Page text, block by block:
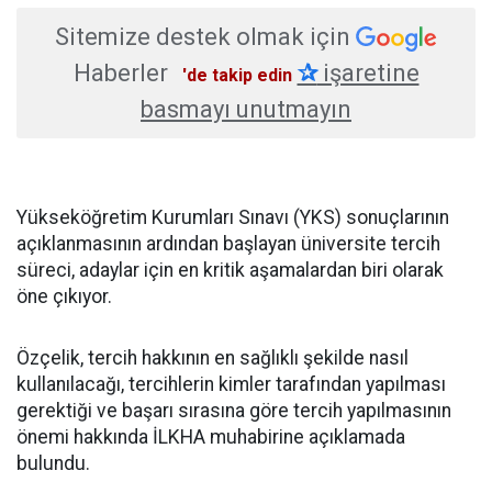
Sitemize destek olmak için
Haberler
'de takip edin ✰işaretine
basmayı unutmayın
Yükseköğretim Kurumları Sınavı (YKS) sonuçlarının
açıklanmasının ardından başlayan üniversite tercih
süreci, adaylar için en kritik aşamalardan biri olarak
öne çıkıyor.
Özçelik, tercih hakkının en sağlıklı şekilde nasıl
kullanılacağı, tercihlerin kimler tarafından yapılması
gerektiği ve başarı sırasına göre tercih yapılmasının
önemi hakkında İLKHA muhabirine açıklamada
bulundu.